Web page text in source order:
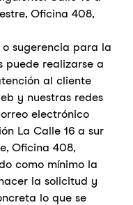
Oficina 408,
sugerencia para la
puede realizarse a
al cliente
y nuestras redes
electrónico
La Calle 16 a sur
Oficina 408,
como mínimo la
la solicitud y
lo que se